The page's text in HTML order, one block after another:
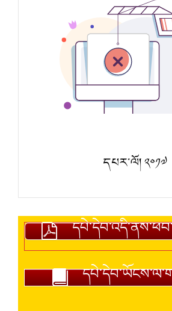
དཔར་ལོ། ༢༠༡༧